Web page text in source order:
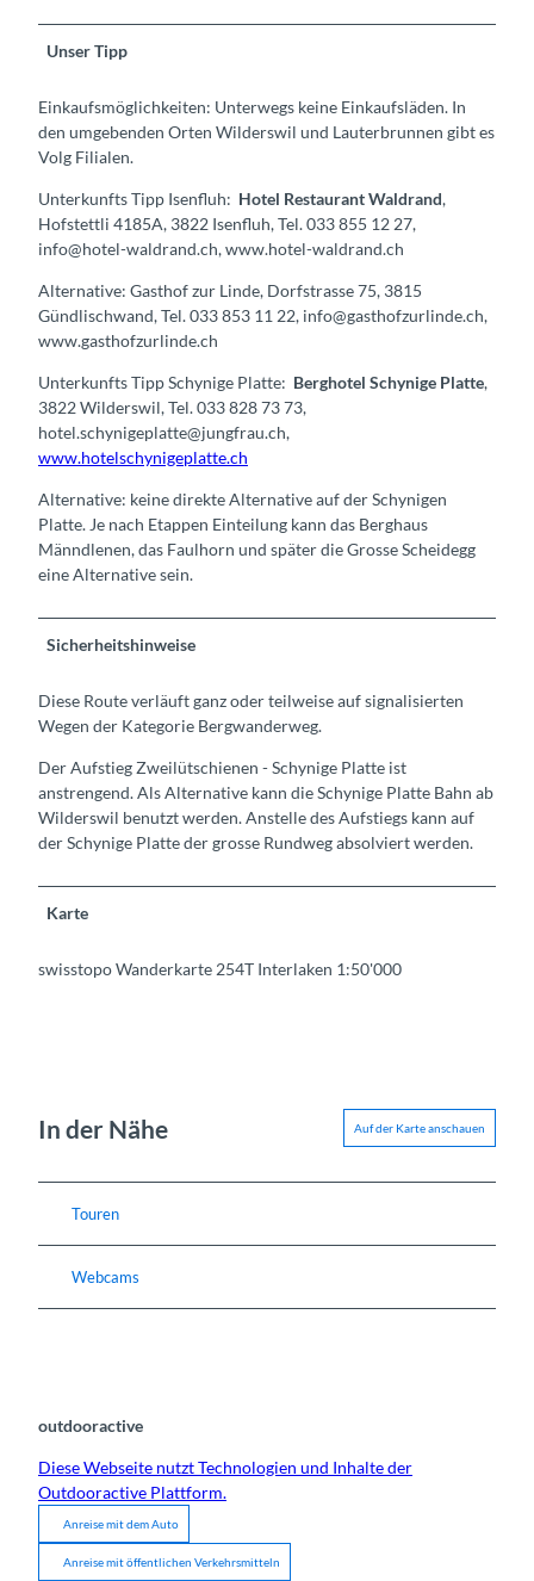
Unser Tipp
Einkaufsmöglichkeiten: Unterwegs keine Einkaufsläden. In
den umgebenden Orten Wilderswil und Lauterbrunnen gibt es
Volg Filialen.
Unterkunfts Tipp Isenfluh: Hotel Restaurant Waldrand,
Hofstettli 4185A, 3822 Isenfluh, Tel. 033 855 12 27,
info@hotel-waldrand.ch, www.hotel-waldrand.ch
Alternative: Gasthof zur Linde, Dorfstrasse 75, 3815
Gündlischwand, Tel. 033 853 11 22, info@gasthofzurlinde.ch,
www.gasthofzurlinde.ch
Unterkunfts Tipp Schynige Platte: Berghotel Schynige Platte,
3822 Wilderswil, Tel. 033 828 73 73,
hotel.schynigeplatte@jungfrau.ch,
www.hotelschynigeplatte.ch
Alternative: keine direkte Alternative auf der Schynigen
Platte. Je nach Etappen Einteilung kann das Berghaus
Männdlenen, das Faulhorn und später die Grosse Scheidegg
eine Alternative sein.
Sicherheitshinweise
Diese Route verläuft ganz oder teilweise auf signalisierten
Wegen der Kategorie Bergwanderweg.
Der Aufstieg Zweilütschienen - Schynige Platte ist
anstrengend. Als Alternative kann die Schynige Platte Bahn ab
Wilderswil benutzt werden. Anstelle des Aufstiegs kann auf
der Schynige Platte der grosse Rundweg absolviert werden.
Karte
swisstopo Wanderkarte 254T Interlaken 1:50'000
In der Nähe Auf der Karte anschauen
Touren
Webcams
outdooractive
Diese Webseite nutzt Technologien und Inhalte der
Outdooractive Plattform.
Anreise mit dem Auto
Anreise mit öffentlichen Verkehrsmitteln